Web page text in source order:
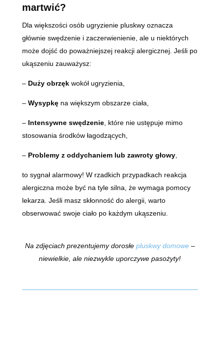
martwić?
Dla większości osób ugryzienie pluskwy oznacza
głównie swędzenie i zaczerwienienie, ale u niektórych
może dojść do poważniejszej reakcji alergicznej. Jeśli po
ukąszeniu zauważysz:
– Duży obrzękwokół ugryzienia,
– Wysypkęna większym obszarze ciała,
– Intensywne swędzenie, które nie ustępuje mimo
stosowania środków łagodzących,
– Problemy z oddychaniem lub zawroty głowy,
to sygnał alarmowy! W rzadkich przypadkach reakcja
alergiczna może być na tyle silna, że wymaga pomocy
lekarza. Jeśli masz skłonność do alergii, warto
obserwować swoje ciało po każdym ukąszeniu.
Na zdjęciach prezentujemy dorosłe pluskwy domowe–
niewielkie, ale niezwykle uporczywe pasożyty!